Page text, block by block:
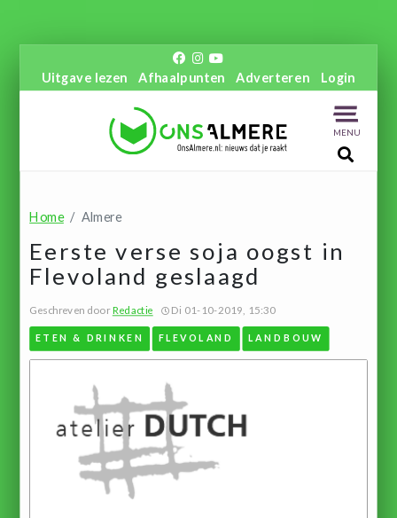
Uitgave lezen Afhaalpunten Adverteren Login
MENU
Home Almere
Eerste verse soja oogst in
Flevoland geslaagd
Geschreven doorRedactie Di 01-10-2019, 15:30
ETEN & DRINKEN FLEVOLAND LANDBOUW